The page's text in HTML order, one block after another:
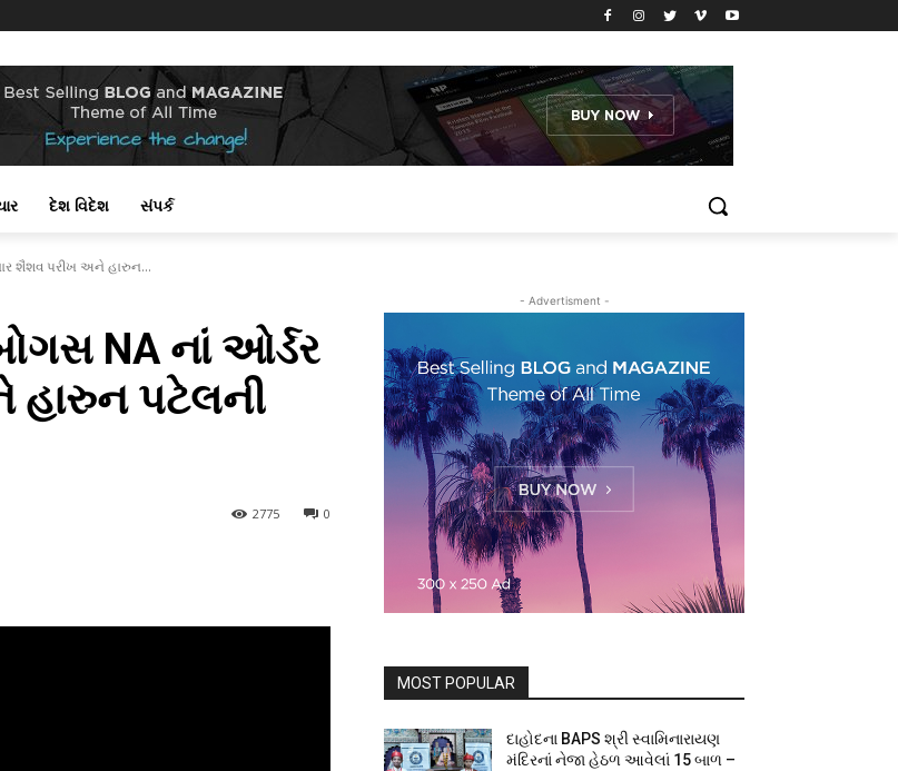
દેશ વિદેશ સંપર્ક
શૈશવ પરીખ અને હારુન...
NA નાં ઓર્ડર
હારુન પટેલની
0
2775
- Advertisment -
MOST POPULAR
દાહોદના BAPS શ્રી સ્વામિનારાયણ
મંદિરનાં નેજા હેઠળ આવેલાં 15 બાળ –